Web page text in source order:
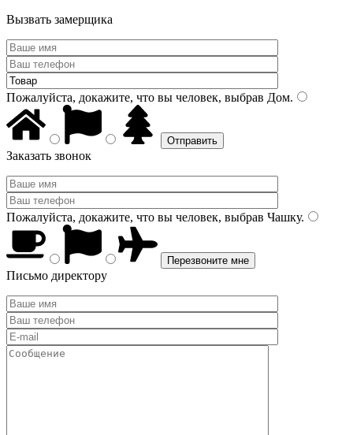
Вызвать замерщика
Пожалуйста, докажите, что вы человек, выбрав Дом.
Заказать звонок
Пожалуйста, докажите, что вы человек, выбрав Чашку.
Письмо директору